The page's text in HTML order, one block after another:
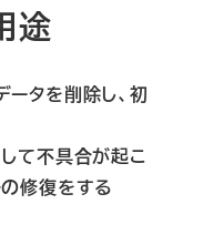
途
タを削除し、初
て不具合が起こ
修復をする